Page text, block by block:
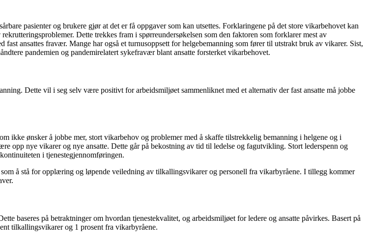
pasienter og brukere gjør at det er få oppgaver som kan utsettes. Forklaringene på det store vikarbehovet kan
Dette trekkes fram i spørreundersøkelsen som den faktoren som forklarer mest av
ansattes fravær. Mange har også et turnusoppsett for helgebemanning som fører til utstrakt bruk av vikarer. Sist,
pandemien og pandemirelatert sykefravær blant ansatte forsterket vikarbehovet.
Dette vil i seg selv være positivt for arbeidsmiljøet sammenliknet med et alternativ der fast ansatte må jobbe
ikke ønsker å jobbe mer, stort vikarbehov og problemer med å skaffe tilstrekkelig bemanning i helgene og i
opp nye vikarer og nye ansatte. Dette går på bekostning av tid til ledelse og fagutvikling. Stort lederspenn og
i tjenestegjennomføringen.
å stå for opplæring og løpende veiledning av tilkallingsvikarer og personell fra vikarbyråene. I tillegg kommer
baseres på betraktninger om hvordan tjenestekvalitet, og arbeidsmiljøet for ledere og ansatte påvirkes. Basert på
tilkallingsvikarer og 1 prosent fra vikarbyråene.